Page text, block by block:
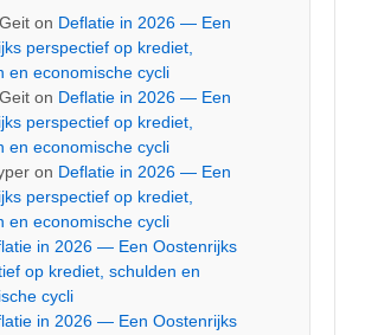
on Deflatie in 2026 — Een
perspectief op krediet,
en economische cycli
on Deflatie in 2026 — Een
perspectief op krediet,
en economische cycli
on Deflatie in 2026 — Een
perspectief op krediet,
en economische cycli
in 2026 — Een Oostenrijks
op krediet, schulden en
cycli
in 2026 — Een Oostenrijks